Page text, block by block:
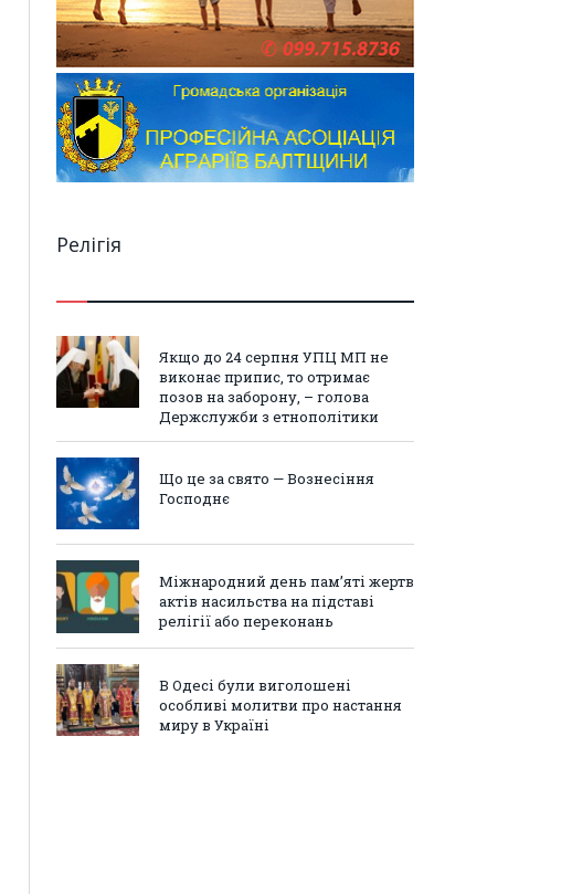
Релігія
Якщо до 24 серпня УПЦ МП не
виконає припис, то отримає
позов на заборону, – голова
Держслужби з етнополітики
Що це за свято — Вознесіння
Господнє
Міжнародний день пам’яті жертв
актів насильства на підставі
релігії або переконань
В Одесі були виголошені
особливі молитви про настання
миру в Україні